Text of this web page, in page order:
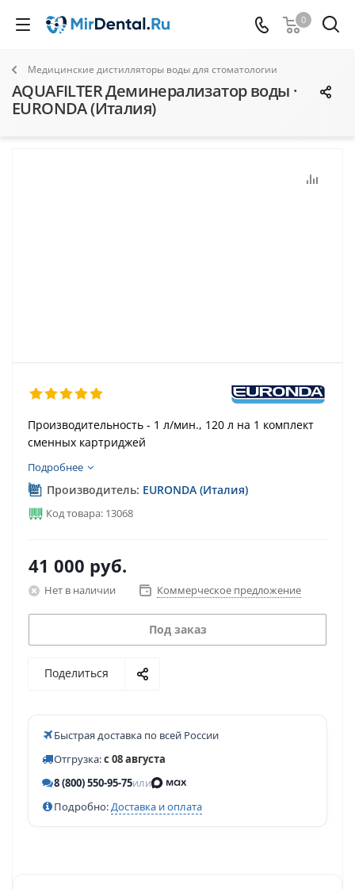
0
Медицинские дистилляторы воды для стоматологии
AQUAFILTER Деминерализатор воды ·
EURONDA (Италия)
Производительность - 1 л/мин., 120 л на 1 комплект
сменных картриджей
Подробнее
Производитель: EURONDA (Италия)
Код товара: 13068
41 000 руб.
Нет в наличии Коммерческое предложение
Под заказ
Поделиться
Быстрая доставка по всей России
Отгрузка:с 08 августа
8 (800) 550-95-75или
Подробно:Доставка и оплата